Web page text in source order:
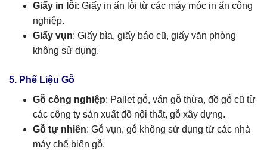
Giấy in lỗi: Giấy in ấn lỗi từ các máy móc in ấn công
nghiệp.
Giấy vụn: Giấy bìa, giấy báo cũ, giấy văn phòng
không sử dụng.
5. Phế Liệu Gỗ
Gỗ công nghiệp: Pallet gỗ, ván gỗ thừa, đồ gỗ cũ từ
các công ty sản xuất đồ nội thất, gỗ xây dựng.
Gỗ tự nhiên: Gỗ vụn, gỗ không sử dụng từ các nhà
máy chế biến gỗ.